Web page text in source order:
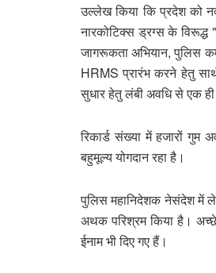
उल्‍लेख किया कि प्रदेश को
नारकोटिक्स ड्रग्स के
जागरूकता अभियान, पुलिस
HRMS प्रारंभ करने हेतु
सुधार हेतु लंबी अवधि से एक
रिकार्ड संख्या में हजारों
बहुमूल्य योगदान रहा है।
पुलिस महानिदेशक नेसंदेश में लेख
अथक परिश्रम किया है।
ईनाम भी दिए गए हैं।